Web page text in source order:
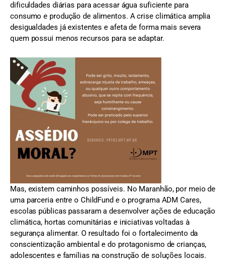
dificuldades diárias para acessar água suficiente para
consumo e produção de alimentos. A crise climática amplia
desigualdades já existentes e afeta de forma mais severa
quem possui menos recursos para se adaptar.
Mas, existem caminhos possíveis. No Maranhão, por meio de
uma parceria entre o ChildFund e o programa ADM Cares,
escolas públicas passaram a desenvolver ações de educação
climática, hortas comunitárias e iniciativas voltadas à
segurança alimentar. O resultado foi o fortalecimento da
conscientização ambiental e do protagonismo de crianças,
adolescentes e famílias na construção de soluções locais.